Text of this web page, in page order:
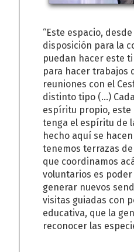
“Este espacio,
disposición para la
puedan hacer este
para hacer trabajos
reuniones con el
distinto tipo (…)
espíritu propio, este
tenga el espíritu de
hecho aquí se
tenemos terrazas
que coordinamos
voluntarios es
generar nuevos
visitas guiadas con
educativa, que la
reconocer las